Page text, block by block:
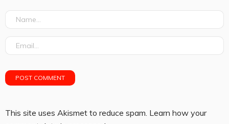
This site uses Akismet to reduce spam. Learn how your